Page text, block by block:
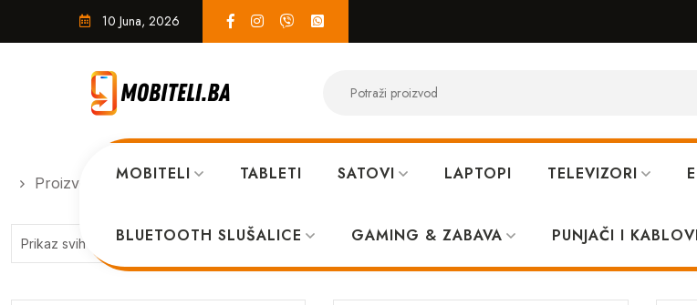
10 Juna, 2026
MOBITELI TABLETI SATOVI LAPTOPI TELEVIZORI
BLUETOOTH SLUŠALICE GAMING & ZABAVA PUNJAČI I KABLOVI
Proizvodi IRRADIO
Prikaz svih 5 rezultataSorted
by